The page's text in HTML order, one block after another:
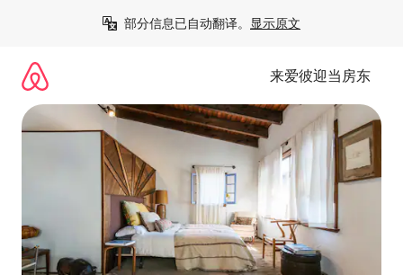
部分信息已自动翻译。 显示原文
来爱彼迎当房东